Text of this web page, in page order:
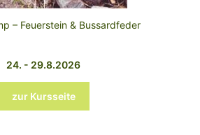
– Feuerstein & Bussardfeder
24. - 29.8.2026
zur Kursseite